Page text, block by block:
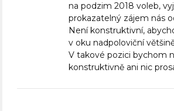
na podzim 2018 voleb,
prokazatelný zájem nás
Není konstruktivní,
v oku nadpoloviční
V takové pozici bychom
konstruktivně ani nic